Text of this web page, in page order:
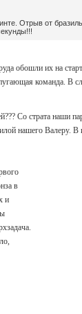
Отрыв от
обошли их на
команда. В
Со страта наши
нашего Валеру. В
в
и